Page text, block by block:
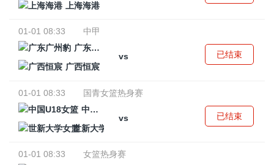
上海海港
01-01 08:33
中甲
广东广州豹
vs
广西恒宸
已结束
01-01 08:33
国青女篮热身赛
中国U18女篮
vs
世新大学女篮
已结束
01-01 08:33
女篮热身赛